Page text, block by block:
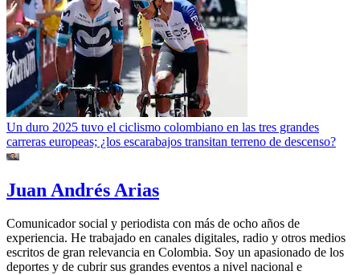
Un duro 2025 tuvo el ciclismo colombiano en las tres grandes
carreras europeas; ¿los escarabajos transitan terreno de descenso?
Juan Andrés Arias
Comunicador social y periodista con más de ocho años de
experiencia. He trabajado en canales digitales, radio y otros medios
escritos de gran relevancia en Colombia. Soy un apasionado de los
deportes y de cubrir sus grandes eventos a nivel nacional e